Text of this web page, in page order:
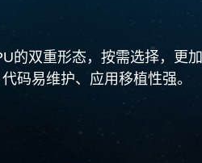
双重形态，按需选择，更
码易维护、应用移植性强。